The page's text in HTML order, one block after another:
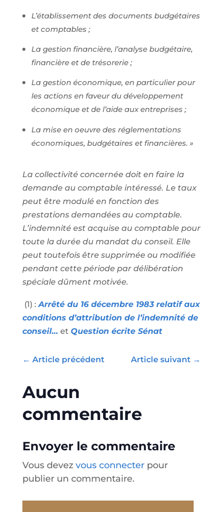
L’établissement des documents budgétaires
et comptables ;
La gestion financière, l’analyse budgétaire,
financière et de trésorerie ;
La gestion économique, en particulier pour
les actions en faveur du développement
économique et de l’aide aux entreprises ;
La mise en oeuvre des réglementations
économiques, budgétaires et financières. »
La collectivité concernée doit en faire la
demande au comptable intéressé. Le taux
peut être modulé en fonction des
prestations demandées au comptable.
L’indemnité est acquise au comptable pour
toute la durée du mandat du conseil. Elle
peut toutefois être supprimée ou modifiée
pendant cette période par délibération
spéciale dûment motivée.
(1) :Arrêté du 16 décembre 1983 relatif aux
conditions d’attribution de l’indemnité de
conseil… et Question écrite Sénat
← Article précédent Article suivant →
Aucun
commentaire
Envoyer le commentaire
Vous devez vous connecterpour
publier un commentaire.